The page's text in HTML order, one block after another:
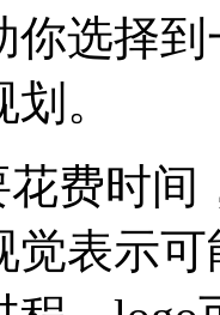
你选择
。
费时
觉表示